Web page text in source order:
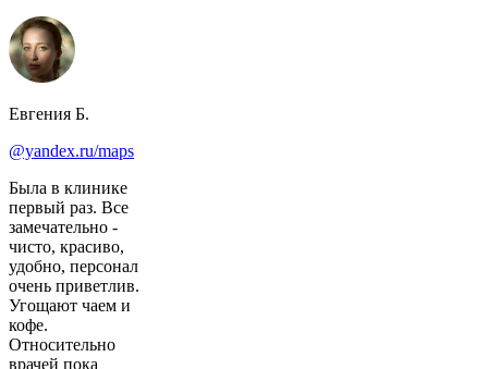
Евгения Б.
@yandex.ru/maps
Была в клинике
первый раз. Все
замечательно -
чисто, красиво,
удобно, персонал
очень приветлив.
Угощают чаем и
кофе.
Относительно
врачей пока